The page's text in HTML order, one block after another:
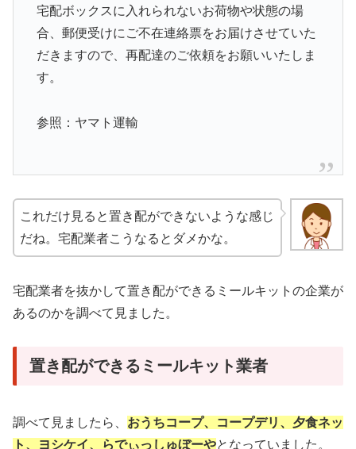
宅配ボックスに入れられないお荷物や状態の場
合、郵便受けにご不在連絡票をお届けさせていた
だきますので、再配達のご依頼をお願いいたしま
す。
参照：ヤマト運輸
これだけ見ると置き配ができないような感じ
だね。宅配業者こうなるとダメかな。
宅配業者を抜かして置き配ができるミールキットの企業が
あるのかを調べて見ました。
置き配ができるミールキット業者
調べて見ましたら、 おうちコープ、コープデリ、夕食ネッ
ト、ヨシケイ、らでぃっしゅぼーやとなっていました。